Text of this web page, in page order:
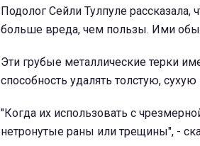
Подолог Сейли Тулпуле рассказала,
больше вреда, чем пользы. Ими
Эти грубые металлические терки
способность удалять толстую,
"Когда их использовать с
нетронутые раны или трещины", -